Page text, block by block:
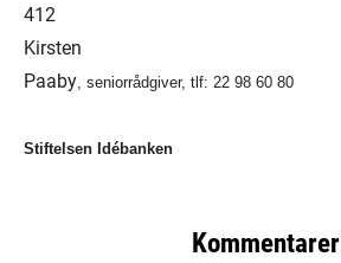
412
Kirsten
Paaby, seniorrådgiver, tlf: 22 98 60 80
Stiftelsen Idébanken
Kommentarer